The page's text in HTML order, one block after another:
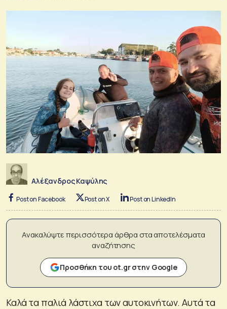
Αλέξανδρος Καψύλης
Post on Facebook Post on X Post on LinkedIn
Ανακαλύψτε περισσότερα άρθρα στα αποτελέσματα
αναζήτησης
Προσθήκη του ot.gr στην Google
Καλά τα παλιά λάστιχα των αυτοκινήτων. Αυτά τα